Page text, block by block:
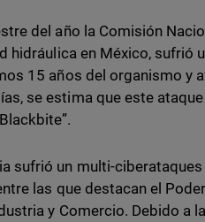
del año la Comisión
hidráulica en México, sufrió
15 años del organismo y
se estima que este
sufrió un multi-
las que destacan el
y Comercio. Debido a